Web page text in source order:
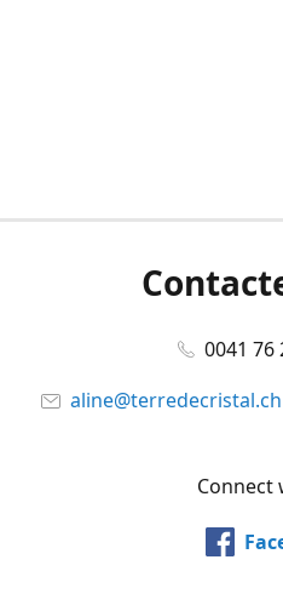
0041 76
aline@terredecristal.ch
Connect